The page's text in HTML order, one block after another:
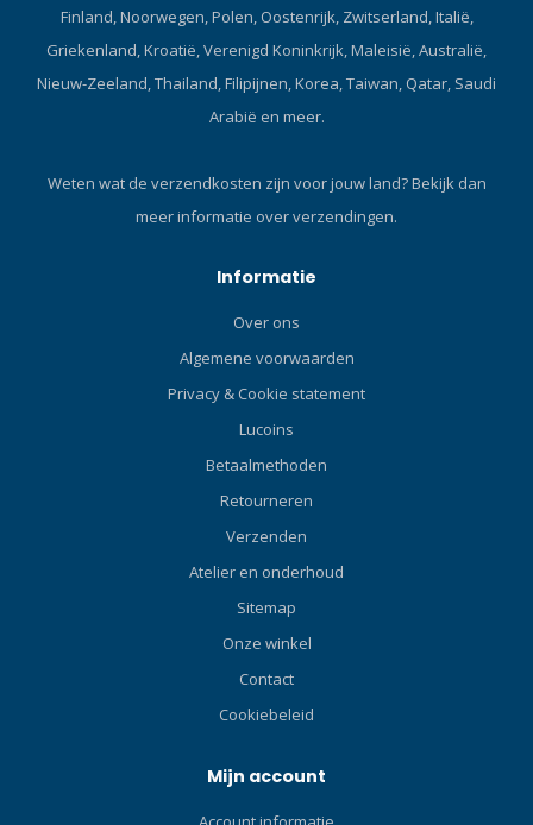
met een Pure Clear-lens
voor maximale optische
Finland, Noorwegen, Polen, Oostenrijk, Zwitserland, Italië,
Griekenland, Kroatië, Verenigd Koninkrijk, Maleisië, Australië,
Nieuw-Zeeland, Thailand, Filipijnen, Korea, Taiwan, Qatar, Saudi
Arabië en meer.
Weten wat de verzendkosten zijn voor jouw land?Bekijk dan
meer informatie over verzendingen.
Informatie
Over ons
Algemene voorwaarden
Privacy & Cookie statement
Lucoins
Betaalmethoden
Retourneren
Verzenden
Atelier en onderhoud
Sitemap
Onze winkel
Contact
Cookiebeleid
Mijn account